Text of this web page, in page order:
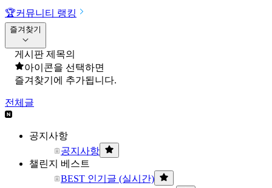
🏆커뮤니티 랭킹
즐겨찾기
게시판 제목의
아이콘을 선택하면
즐겨찾기에 추가됩니다.
전체글
공지사항
공지사항
챌린지 베스트
BEST 인기글 (실시간)